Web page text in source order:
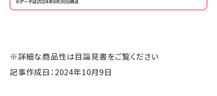
※詳細な商品性は目論見書をご覧ください
記事作成日：2024年10月9日